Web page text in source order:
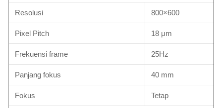
Resolusi 800×600
Pixel Pitch 18 μm
Frekuensi frame 25Hz
Panjang fokus 40 mm
Fokus Tetap